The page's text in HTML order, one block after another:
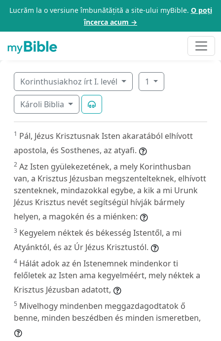
Lucrăm la o versiune îmbunătățită a site-ului myBible. O poți
încerca acum →
Korinthusiakhoz írt I. levél 1
Károli Biblia
1 Pál, Jézus Krisztusnak Isten akaratából elhívott
apostola, és Sosthenes, az atyafi.
2 Az Isten gyülekezetének, a mely Korinthusban
van, a Krisztus Jézusban megszentelteknek, elhívott
szenteknek, mindazokkal egybe, a kik a mi Urunk
Jézus Krisztus nevét segítségül hívják bármely
helyen, a magokén és a miénken:
3 Kegyelem néktek és békesség Istentől, a mi
Atyánktól, és az Úr Jézus Krisztustól.
4 Hálát adok az én Istenemnek mindenkor ti
felőletek az Isten ama kegyelméért, mely néktek a
Krisztus Jézusban adatott,
5 Mivelhogy mindenben meggazdagodtatok ő
benne, minden beszédben és minden ismeretben,